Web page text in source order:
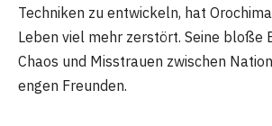
Techniken zu entwickeln, hat
Leben viel mehr zerstört. Seine bloße
Chaos und Misstrauen zwischen
engen Freunden.